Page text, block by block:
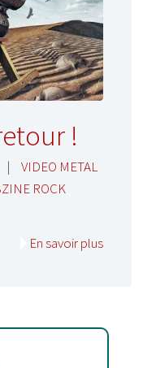
!
|
VIDEO METAL
ROCK
En savoir plus